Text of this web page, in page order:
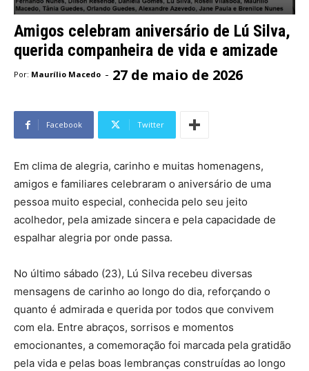
Amigos celebram aniversário de Lú Silva,
querida companheira de vida e amizade
Por: Maurílio Macedo - 27 de maio de 2026
Facebook Twitter
Em clima de alegria, carinho e muitas homenagens,
amigos e familiares celebraram o aniversário de uma
pessoa muito especial, conhecida pelo seu jeito
acolhedor, pela amizade sincera e pela capacidade de
espalhar alegria por onde passa.
No último sábado (23), Lú Silva recebeu diversas
mensagens de carinho ao longo do dia, reforçando o
quanto é admirada e querida por todos que convivem
com ela. Entre abraços, sorrisos e momentos
emocionantes, a comemoração foi marcada pela gratidão
pela vida e pelas boas lembranças construídas ao longo